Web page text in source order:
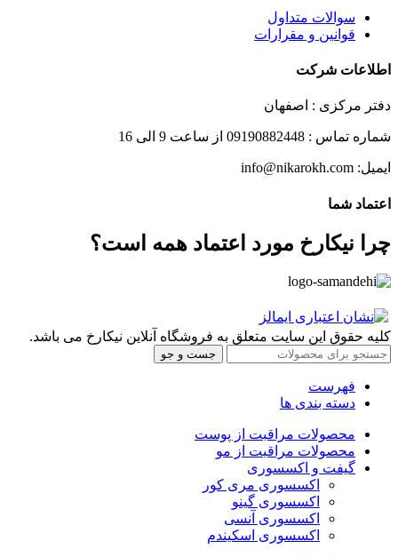
سوالات متداول
قوانین و مقرارات
اطلاعات شرکت
دفتر مرکزی : اصفهان
شماره تماس : 09190882448 از ساعت 9 الی 16
ایمیل: info@nikarokh.com
اعتماد شما
چرا نیکارخ مورد اعتماد همه است؟
کلیه حقوق این سایت متعلق به فروشگاه آنلاین نیکارخ می باشد.
جست و جو
فهرست
دسته بندی ها
محصولات مراقبت از پوست
محصولات مراقبت از مو
گیفت و اکسسوری
اکسسوری مری کور
اکسسوری گینو
اکسسوری آنسی
اکسسوری اسکیندم